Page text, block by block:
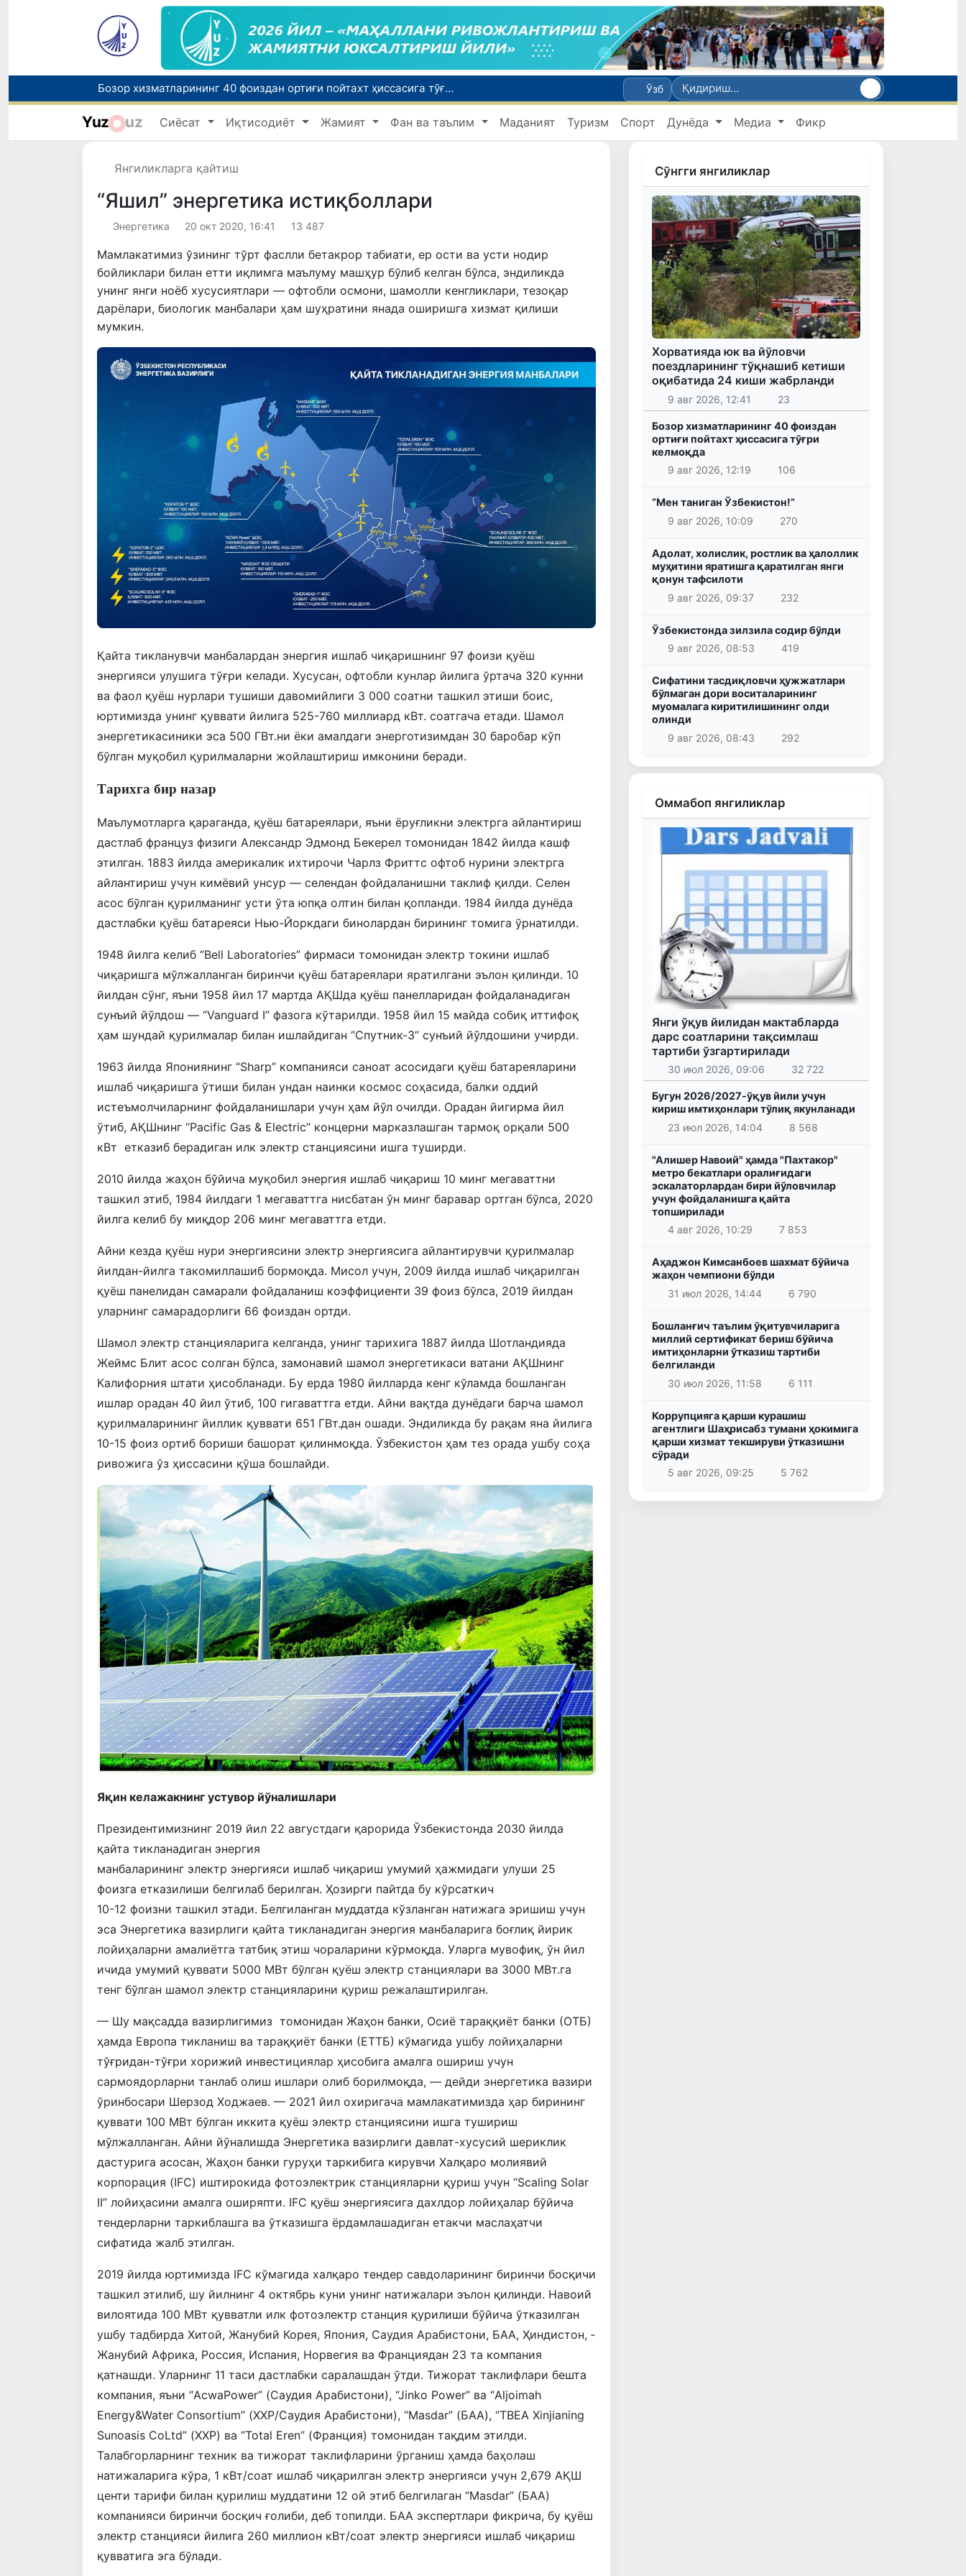
Бозор хизматларининг 40 фоиздан ортиғи пойтахт ҳиссасига тўғри келмоқда
“Мен таниган Ўзбекистон!”
Адолат, холислик, ростлик ва ҳалоллик муҳитини яратишга қаратилган янги қонун тафсилоти
Ўзб
Yuz uz Сиёсат Иқтисодиёт Жамият Фан ва таълим Маданият Туризм Спорт Дунёда Медиа Фикр
Янгиликларга қайтиш
“Яшил” энергетика истиқболлари
Энергетика 20 окт 2020, 16:41 13 487
Мамлакатимиз ўзининг тўрт фаслли бетакрор табиати, ер ости ва усти нодир
бойликлари билан етти иқлимга маълуму машҳур бўлиб келган бўлса, эндиликда
унинг янги ноёб хусусиятлари — офтобли осмони, шамолли кенгликлари, тезоқар
дарёлари, биологик манбалари ҳам шуҳратини янада оширишга хизмат қилиши
мумкин.
Қайта тикланувчи манбалардан энергия ишлаб чиқаришнинг 97 фоизи қуёш
энергияси улушига тўғри келади. Хусусан, офтобли кунлар йилига ўртача 320 кунни
ва фаол қуёш нурлари тушиши давомийлиги 3 000 соатни ташкил этиши боис,
юртимизда унинг қуввати йилига 525-760 миллиард кВт. соатгача етади. Шамол
энергетикасиники эса 500 ГВт.ни ёки амалдаги энерготизимдан 30 баробар кўп
бўлган муқобил қурилмаларни жойлаштириш имконини беради.
Тарихга бир назар
Маълумотларга қараганда, қуёш батареялари, яъни ёруғликни электрга айлантириш
дастлаб француз физиги Александр Эдмонд Бекерел томонидан 1842 йилда кашф
этилган. 1883 йилда америкалик ихтирочи Чарлз Фриттс офтоб нурини электрга
айлантириш учун кимёвий унсур — селендан фойдаланишни таклиф қилди. Селен
асос бўлган қурилманинг усти ўта юпқа олтин билан қопланди. 1984 йилда дунёда
дастлабки қуёш батареяси Нью-Йоркдаги бинолардан бирининг томига ўрнатилди.
1948 йилга келиб “Bell Laboratories” фирмаси томонидан электр токини ишлаб
чиқаришга мўлжалланган биринчи қуёш батареялари яратилгани эълон қилинди. 10
йилдан сўнг, яъни 1958 йил 17 мартда АҚШда қуёш панелларидан фойдаланадиган
сунъий йўлдош — “Vanguard I” фазога кўтарилди. 1958 йил 15 майда собиқ иттифоқ
ҳам шундай қурилмалар билан ишлайдиган “Спутник-3” сунъий йўлдошини учирди.
1963 йилда Япониянинг “Sharp” компанияси саноат асосидаги қуёш батареяларини
ишлаб чиқаришга ўтиши билан ундан наинки космос соҳасида, балки оддий
истеъмолчиларнинг фойдаланишлари учун ҳам йўл очилди. Орадан йигирма йил
ўтиб, АҚШнинг “Pacific Gas & Electric” концерни марказлашган тармоқ орқали 500
кВт етказиб берадиган илк электр станциясини ишга туширди.
2010 йилда жаҳон бўйича муқобил энергия ишлаб чиқариш 10 минг мегаваттни
ташкил этиб, 1984 йилдаги 1 мегаваттга нисбатан ўн минг баравар ортган бўлса, 2020
йилга келиб бу миқдор 206 минг мегаваттга етди.
Айни кезда қуёш нури энергиясини электр энергиясига айлантирувчи қурилмалар
йилдан-йилга такомиллашиб бормоқда. Мисол учун, 2009 йилда ишлаб чиқарилган
қуёш панелидан самарали фойдаланиш коэффициенти 39 фоиз бўлса, 2019 йилдан
уларнинг самарадорлиги 66 фоиздан ортди.
Шамол электр станцияларига келганда, унинг тарихига 1887 йилда Шотландияда
Жеймс Блит асос солган бўлса, замонавий шамол энергетикаси ватани АҚШнинг
Калифорния штати ҳисобланади. Бу ерда 1980 йилларда кенг кўламда бошланган
ишлар орадан 40 йил ўтиб, 100 гигаваттга етди. Айни вақтда дунёдаги барча шамол
қурилмаларининг йиллик қуввати 651 ГВт.дан ошади. Эндиликда бу рақам яна йилига
10-15 фоиз ортиб бориши башорат қилинмоқда. Ўзбекистон ҳам тез орада ушбу соҳа
ривожига ўз ҳиссасини қўша бошлайди.
Яқин келажакнинг устувор йўналишлари
Президентимизнинг 2019 йил 22 августдаги қарорида Ўзбекистонда 2030 йилда
қайта тикланадиган энергия
манбаларининг электр энергияси ишлаб чиқариш умумий ҳажмидаги улуши 25
фоизга етказилиши белгилаб берилган. Ҳозирги пайтда бу кўрсаткич
10-12 фоизни ташкил этади. Белгиланган муддатда кўзланган натижага эришиш учун
эса Энергетика вазирлиги қайта тикланадиган энергия манбаларига боғлиқ йирик
лойиҳаларни амалиётга татбиқ этиш чораларини кўрмоқда. Уларга мувофиқ, ўн йил
ичида умумий қуввати 5000 МВт бўлган қуёш электр станциялари ва 3000 МВт.га
тенг бўлган шамол электр станцияларини қуриш режалаштирилган.
— Шу мақсадда вазирлигимиз томонидан Жаҳон банки, Осиё тараққиёт банки (ОТБ)
ҳамда Европа тикланиш ва тараққиёт банки (ЕТТБ) кўмагида ушбу лойиҳаларни
тўғридан-тўғри хорижий инвестициялар ҳисобига амалга ошириш учун
сармоядорларни танлаб олиш ишлари олиб борилмоқда, — дейди энергетика вазири
ўринбосари Шерзод Ходжаев. — 2021 йил охиригача мамлакатимизда ҳар бирининг
қуввати 100 МВт бўлган иккита қуёш электр станциясини ишга тушириш
мўлжалланган. Айни йўналишда Энергетика вазирлиги давлат-хусусий шериклик
дастурига асосан, Жаҳон банки гуруҳи таркибига кирувчи Халқаро молиявий
корпорация (IFC) иштирокида фотоэлектрик станцияларни қуриш учун “Scaling Solar
II” лойиҳасини амалга оширяпти. IFC қуёш энергиясига дахлдор лойиҳалар бўйича
тендерларни таркиблашга ва ўтказишга ёрдамлашадиган етакчи маслаҳатчи
сифатида жалб этилган.
2019 йилда юртимизда IFC кўмагида халқаро тендер савдоларининг биринчи босқичи
ташкил этилиб, шу йилнинг 4 октябрь куни унинг натижалари эълон қилинди. Навоий
вилоятида 100 МВт қувватли илк фотоэлектр станция қурилиши бўйича ўтказилган
ушбу тадбирда Хитой, Жанубий Корея, Япония, Саудия Арабистони, БАА, Ҳиндистон, ­
Жанубий Африкa, Россия, Испания, Норвегия ва Франциядан 23 та компания
қатнашди. Уларнинг 11 таси дастлабки саралашдан ўтди. Тижорат таклифлари бешта
компания, яъни “AcwaPower” (Саудия Арабистони), “Jinko Power” ва “Aljoimah
Energy&Water Consortium” (ХХР/Саудия Арабистони), “Masdar” (БАА), “TBEA Xinjianing
Sunoasis CoLtd” (ХХР) ва “Total Eren” (Франция) томонидан тақдим этилди.
Талабгорларнинг техник ва тижорат таклифларини ўрганиш ҳамда баҳолаш
натижаларига кўра, 1 кВт/соат ишлаб чиқарилган электр энергияси учун 2,679 АҚШ
центи тарифи билан қурилиш муддатини 12 ой этиб белгилаган “Masdar” (БАА)
компанияси биринчи босқич ғолиби, деб топилди. БАА экспертлари фикрича, бу қуёш
электр станцияси йилига 260 миллион кВт/соат электр энергияси ишлаб чиқариш
қувватига эга бўлади.
Сўнгги янгиликлар
Хорватияда юк ва йўловчи
поездларининг тўқнашиб кетиши
оқибатида 24 киши жабрланди
9 авг 2026, 12:41 23
Бозор хизматларининг 40 фоиздан
ортиғи пойтахт ҳиссасига тўғри
келмоқда
9 авг 2026, 12:19
106
“Мен таниган Ўзбекистон!”
9 авг 2026, 10:09
270
Адолат, холислик, ростлик ва ҳалоллик
муҳитини яратишга қаратилган янги
қонун тафсилоти
9 авг 2026, 09:37
232
Ўзбекистонда зилзила содир бўлди
9 авг 2026, 08:53
419
Сифатини тасдиқловчи ҳужжатлари
бўлмаган дори воситаларининг
муомалага киритилишининг олди
олинди
9 авг 2026, 08:43
292
Оммабоп янгиликлар
Янги ўқув йилидан мактабларда
дарс соатларини тақсимлаш
тартиби ўзгартирилади
30 июл 2026, 09:06 32 722
Бугун 2026/2027-ўқув йили учун
кириш имтиҳонлари тўлиқ якунланади
23 июл 2026, 14:04
8 568
"Алишер Навоий" ҳамда "Пахтакор"
метро бекатлари оралиғидаги
эскалаторлардан бири йўловчилар
учун фойдаланишга қайта
топширилади
4 авг 2026, 10:29
7 853
Аҳаджон Кимсанбоев шахмат бўйича
жаҳон чемпиони бўлди
31 июл 2026, 14:44
6 790
Бошланғич таълим ўқитувчиларига
миллий сертификат бериш бўйича
имтиҳонларни ўтказиш тартиби
белгиланди
30 июл 2026, 11:58
6 111
Коррупцияга қарши курашиш
агентлиги Шаҳрисабз тумани ҳокимига
қарши хизмат текшируви ўтказишни
сўради
5 авг 2026, 09:25
5 762